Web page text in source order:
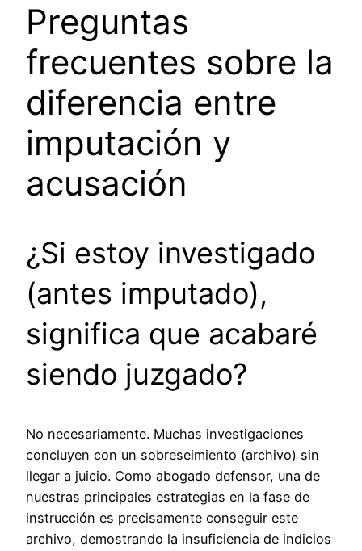
Preguntas
frecuentes sobre la
diferencia entre
imputación y
acusación
¿Si estoy investigado
(antes imputado),
significa que acabaré
siendo juzgado?
No necesariamente. Muchas investigaciones
concluyen con un sobreseimiento (archivo) sin
llegar a juicio. Como abogado defensor, una de
nuestras principales estrategias en la fase de
instrucción es precisamente conseguir este
archivo, demostrando la insuficiencia de indicios